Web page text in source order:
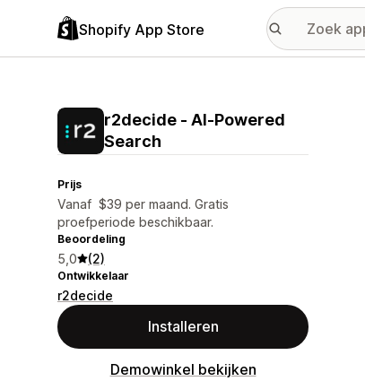
Shopify App Store
r2decide ‑ AI‑Powered
Search
Prijs
Vanaf $39 per maand. Gratis
proefperiode beschikbaar.
Beoordeling
5,0 (2)
Ontwikkelaar
r2decide
Installeren
Demowinkel bekijken